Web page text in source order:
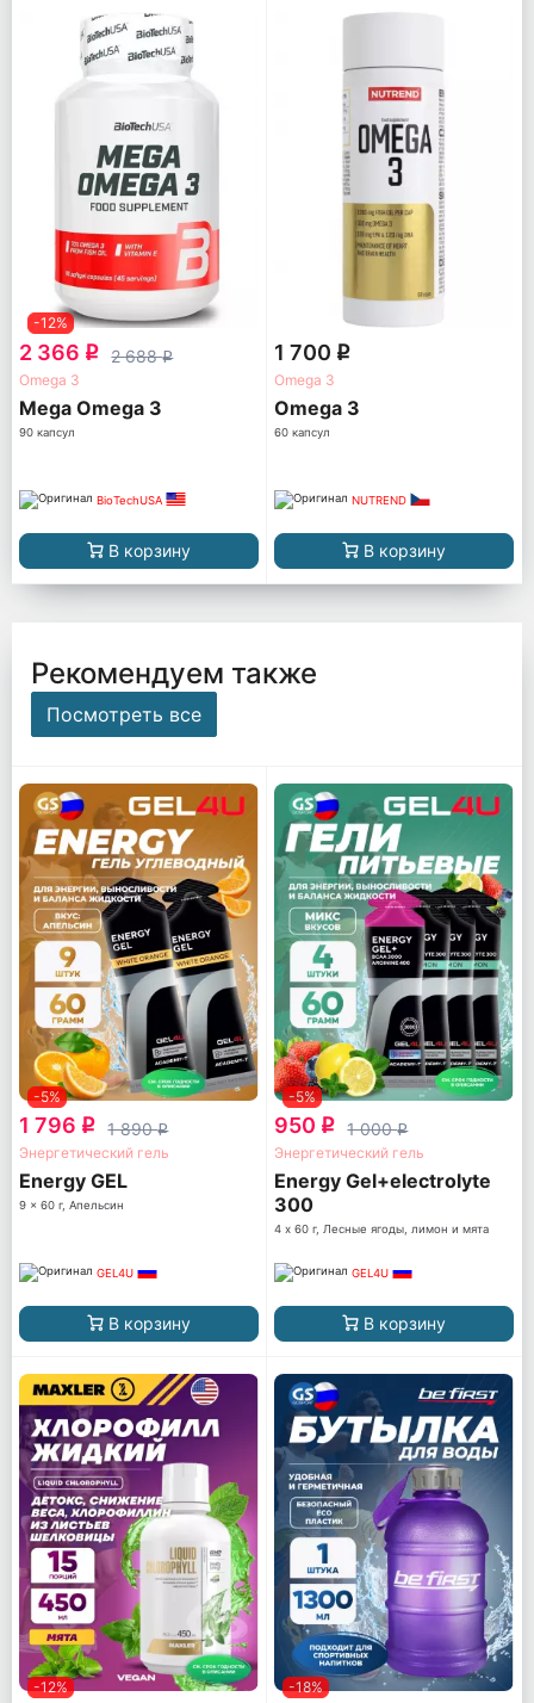
-12%
2 366 q 2 688q
Omega 3
Mega Omega 3
90 капсул
BioTechUSA
В корзину
1 700 q
Omega 3
Omega 3
60 капсул
NUTREND
В корзину
Рекомендуем также
Посмотреть все
-5%
1 796 q 1 890q
Энергетический гель
Energy GEL
9 x 60 г, Апельсин
GEL4U
В корзину
-5%
950 q 1 000q
Энергетический гель
Energy Gel+electrolyte
300
4 х 60 г, Лесные ягоды, лимон и мята
GEL4U
В корзину
-12% -18%